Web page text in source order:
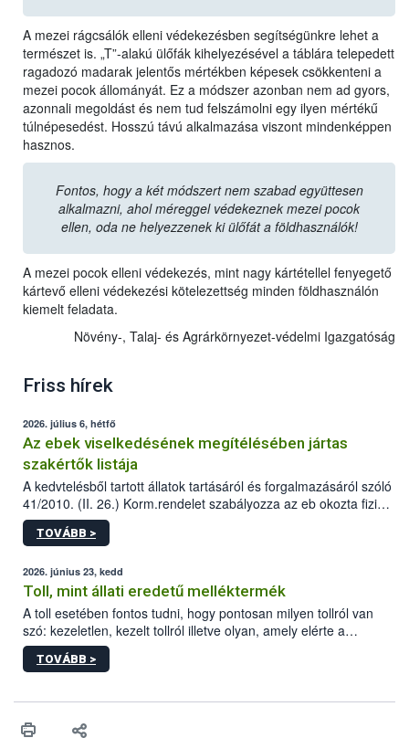
A mezei rágcsálók elleni védekezésben segítségünkre lehet a
természet is. „T”-alakú ülőfák kihelyezésével a táblára telepedett
ragadozó madarak jelentős mértékben képesek csökkenteni a
mezei pocok állományát. Ez a módszer azonban nem ad gyors,
azonnali megoldást és nem tud felszámolni egy ilyen mértékű
túlnépesedést. Hosszú távú alkalmazása viszont mindenképpen
hasznos.
Fontos, hogy a két módszert nem szabad együttesen
alkalmazni, ahol méreggel védekeznek mezei pocok
ellen, oda ne helyezzenek ki ülőfát a földhasználók!
A mezei pocok elleni védekezés, mint nagy kártétellel fenyegető
kártevő elleni védekezési kötelezettség minden földhasználón
kiemelt feladata.
Növény-, Talaj- és Agrárkörnyezet-védelmi Igazgatóság
Friss hírek
2026. július 6, hétfő
Az ebek viselkedésének megítélésében jártas
szakértők listája
A kedvtelésből tartott állatok tartásáról és forgalmazásáról szóló
41/2010. (II. 26.) Korm.rendelet szabályozza az eb okozta fizikai
sérülés, illetve ennek veszélye keletkezésekor felmerülő
hatósági feladatokat, valamint a veszélyes eb tartását és annak
vonni az ebek viselkedésének megítélésében jártas szakértőt.
TOVÁBB >
2026. június 23, kedd
Toll, mint állati eredetű melléktermék
A toll esetében fontos tudni, hogy pontosan milyen tollról van
szó: kezeletlen, kezelt tollról illetve olyan, amely elérte a
„végpontját”.
TOVÁBB >